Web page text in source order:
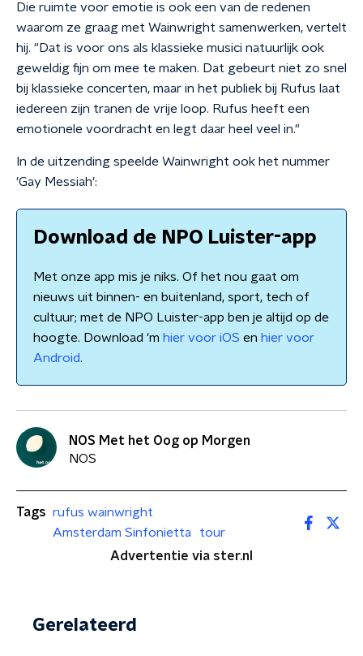
Die ruimte voor emotie is ook een van de redenen
waarom ze graag met Wainwright samenwerken, vertelt
hij. "Dat is voor ons als klassieke musici natuurlijk ook
geweldig fijn om mee te maken. Dat gebeurt niet zo snel
bij klassieke concerten, maar in het publiek bij Rufus laat
iedereen zijn tranen de vrije loop. Rufus heeft een
emotionele voordracht en legt daar heel veel in."
In de uitzending speelde Wainwright ook het nummer
'Gay Messiah':
Download de NPO Luister-app
Met onze app mis je niks. Of het nou gaat om
nieuws uit binnen- en buitenland, sport, tech of
cultuur; met de NPO Luister-app ben je altijd op de
hoogte. Download 'm hier voor iOS en hier voor
Android.
NOS Met het Oog op Morgen
NOS
Tags rufus wainwright
Amsterdam Sinfonietta
tour
Advertentie via ster.nl
Gerelateerd